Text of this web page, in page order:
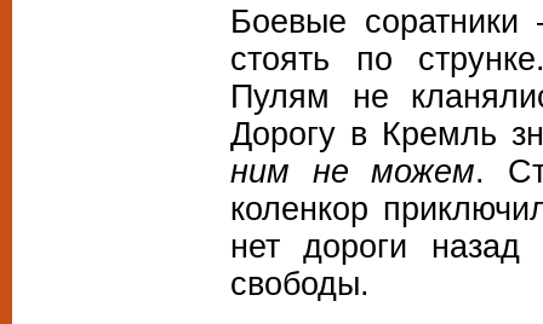
Боевые
стоять по
Пулям не
Дорогу в Кремль
ним не можем.
коленкор
нет дороги
свободы.